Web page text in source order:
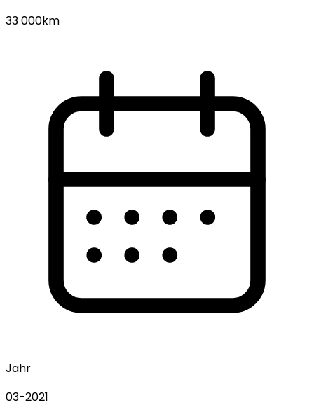
33 000km
Jahr
03-2021